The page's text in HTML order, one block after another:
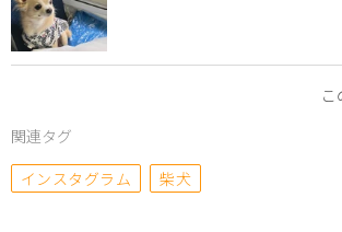
関連タグ
インスタグラム
柴犬